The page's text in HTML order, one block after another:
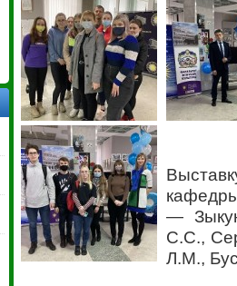
—
С.С.,
Л.М.,